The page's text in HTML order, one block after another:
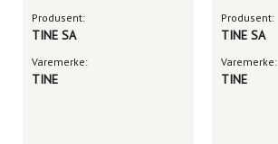
Produsent:
TINE SA
Varemerke:
TINE
Produsent:
TINE SA
Varemerke:
TINE